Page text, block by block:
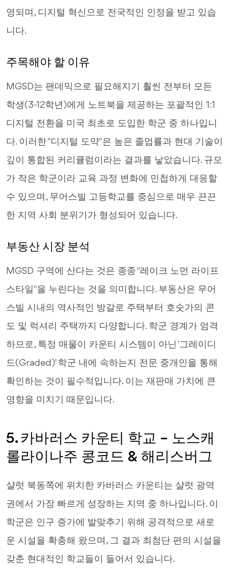
영되며, 디지털 혁신으로 전국적인 인정을 받고 있습
니다.
주목해야 할 이유
MGSD는 팬데믹으로 필요해지기 훨씬 전부터 모든
학생(3-12학년)에게 노트북을 제공하는 포괄적인 1:1
디지털 전환을 미국 최초로 도입한 학군 중 하나입니
다. 이러한 "디지털 도약"은 높은 졸업률과 현대 기술이
깊이 통합된 커리큘럼이라는 결과를 낳았습니다. 규모
가 작은 학군이라 교육 과정 변화에 민첩하게 대응할
수 있으며, 무어스빌 고등학교를 중심으로 매우 끈끈
한 지역 사회 분위기가 형성되어 있습니다.
부동산 시장 분석
MGSD 구역에 산다는 것은 종종 "레이크 노먼 라이프
스타일"을 누린다는 것을 의미합니다. 부동산은 무어
스빌 시내의 역사적인 방갈로 주택부터 호숫가의 콘
도 및 럭셔리 주택까지 다양합니다. 학군 경계가 엄격
하므로, 특정 매물이 카운티 시스템이 아닌 '그레이디
드(Graded)' 학군 내에 속하는지 전문 중개인을 통해
확인하는 것이 필수적입니다. 이는 재판매 가치에 큰
영향을 미치기 때문입니다.
5. 카바러스 카운티 학교 – 노스캐
롤라이나주 콩코드 & 해리스버그
샬럿 북동쪽에 위치한 카바러스 카운티는 샬럿 광역
권에서 가장 빠르게 성장하는 지역 중 하나입니다. 이
학군은 인구 증가에 발맞추기 위해 공격적으로 새로
운 시설을 확충해 왔으며, 그 결과 최첨단 편의 시설을
갖춘 현대적인 학교들이 들어서 있습니다.